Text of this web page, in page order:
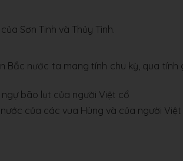
Sơn Tinh và Thủy Tinh.
Bắc nước ta mang tính chu kỳ, qua
bão lụt của người Việt cổ
của các vua Hùng và của người